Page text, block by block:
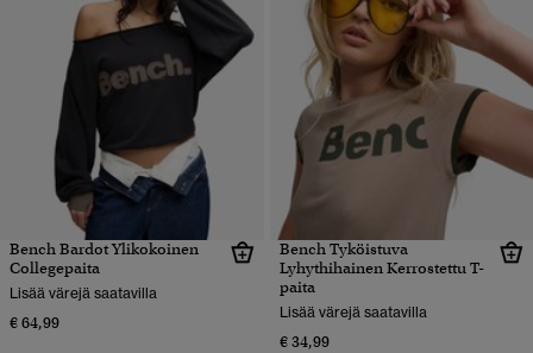
Bench Bardot Ylikokoinen
Collegepaita
Lisää värejä saatavilla
€ 64,99
Bench Tyköistuva
Lyhythihainen Kerrostettu T-
paita
Lisää värejä saatavilla
€ 34,99